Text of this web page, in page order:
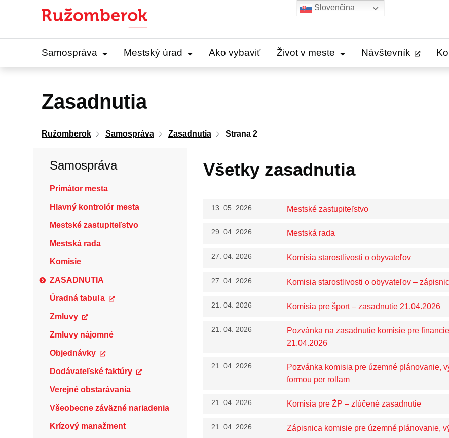
Samospráva Mestský úrad Ako vybaviť Život v meste Návštevník
Zasadnutia
Ružomberok Samospráva Zasadnutia Strana 2
Samospráva
Primátor mesta
Hlavný kontrolór mesta
Mestské zastupiteľstvo
Mestská rada
Komisie
ZASADNUTIA
Úradná tabuľa
Zmluvy
Zmluvy nájomné
Objednávky
Dodávateľské faktúry
Verejné obstarávania
Všeobecne záväzné nariadenia
Krízový manažment
Všetky zasadnutia
13. 05. 2026 Mestské zastupiteľstvo
29. 04. 2026 Mestská rada
27. 04. 2026 Komisia starostlivosti o obyvateľov
27. 04. 2026 Komisia starostlivosti o obyvateľov –
21. 04. 2026 Komisia pre šport – zasadnutie 21.04.2026
21. 04. 2026
Pozvánka na zasadnutie komisie pre
21.04.2026
21. 04. 2026
Pozvánka komisia pre územné plánovanie,
formou per rollam
21. 04. 2026 Komisia pre ŽP – zlúčené zasadnutie
21. 04. 2026 Zápisnica komisie pre územné plánovanie,
Slovenčina